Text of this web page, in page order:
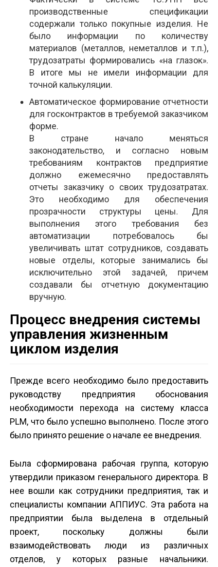
производственные спецификации
содержали только покупные изделия. Не
было информации по количеству
материалов (металлов, неметаллов и т.п.),
трудозатраты формировались «на глазок».
В итоге мы не имели информации для
точной калькуляции.
Автоматическое формирование отчетности
для госконтрактов в требуемой заказчиком
форме.
В стране начало меняться
законодательство, и согласно новым
требованиям контрактов предприятие
должно ежемесячно предоставлять
отчеты заказчику о своих трудозатратах.
Это необходимо для обеспечения
прозрачности структуры цены. Для
выполнения этого требования без
автоматизации потребовалось бы
увеличивать штат сотрудников, создавать
новые отделы, которые занимались бы
исключительно этой задачей, причем
создавали бы отчетную документацию
вручную.
Процесс внедрения системы
управления жизненным
циклом изделия
Прежде всего необходимо было предоставить
руководству предприятия обоснования
необходимости перехода на систему класса
PLM, что было успешно выполнено. После этого
было принято решение о начале ее внедрения.
Была сформирована рабочая группа, которую
утвердили приказом генерального директора. В
нее вошли как сотрудники предприятия, так и
специалисты компании АППИУС. Эта работа на
предприятии была выделена в отдельный
проект, поскольку должны были
взаимодействовать люди из различных
отделов, у которых разные начальники.